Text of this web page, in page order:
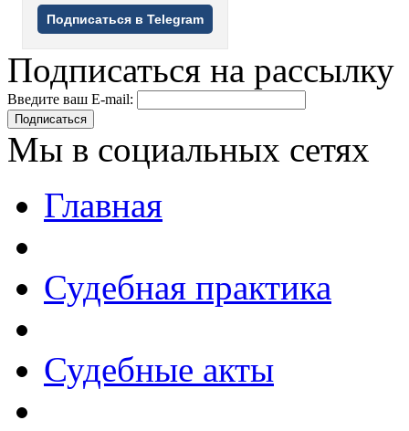
Подписаться в Telegram
Подписаться на рассылку
Введите ваш E-mail:
Подписаться
Мы в социальных сетях
Главная
Судебная практика
Судебные акты